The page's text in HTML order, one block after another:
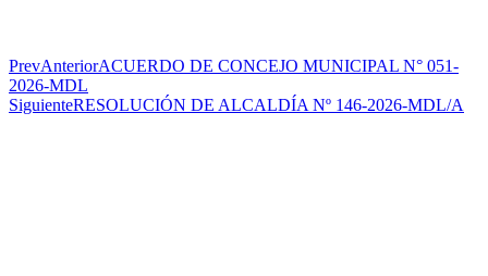
PrevAnteriorACUERDO DE CONCEJO MUNICIPAL N° 051-
2026-MDL
SiguienteRESOLUCIÓN DE ALCALDÍA Nº 146-2026-MDL/A